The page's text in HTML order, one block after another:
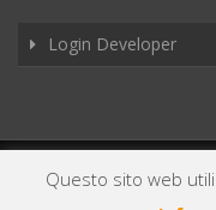
Login Developer
Questo sito web